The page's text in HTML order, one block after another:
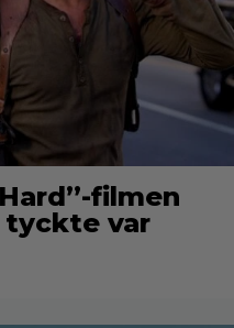
filmen
tyckte var